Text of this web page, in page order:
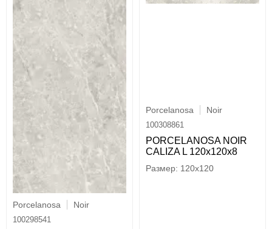
Porcelanosa Noir
100298541
Porcelanosa Noir
100308861
PORCELANOSA NOIR
CALIZA L 120х120x8
120x120